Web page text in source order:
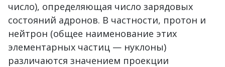
число), определяющая число зарядовых
состояний адронов. В частности, протон и
нейтрон (общее наименование этих
элементарных частиц — нуклоны)
различаются значением проекции